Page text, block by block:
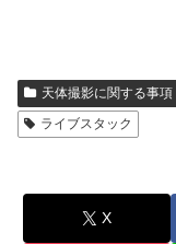
天体撮影に関する事項
ライブスタック
X